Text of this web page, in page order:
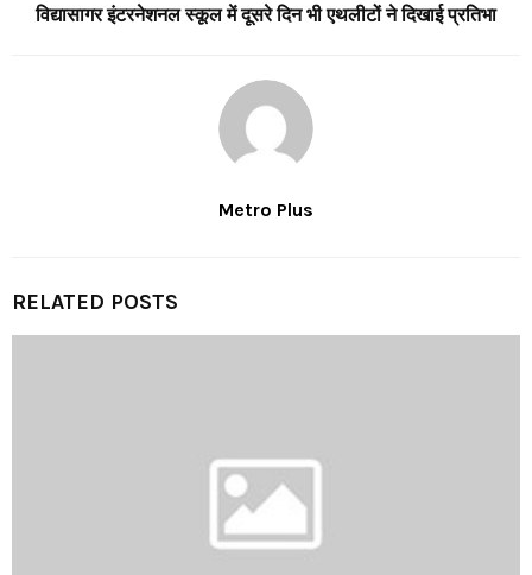
विद्यासागर इंटरनेशनल स्कूल में दूसरे दिन भी एथलीटों ने दिखाई प्रतिभा
Metro Plus
RELATED POSTS